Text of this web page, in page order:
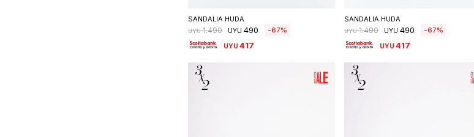
SANDALIA HUDA
UYU 1.490 UYU 490 67
UYU 417
SANDALIA HUDA
UYU 1.490 UYU 490 67
UYU 417